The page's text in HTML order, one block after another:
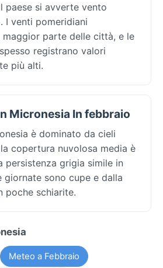
paese si avverte vento
I venti pomeridiani
maggior parte delle città, e le
registrano valori
più alti.
Micronesia In febbraio
è dominato da cieli
copertura nuvolosa media è
persistenza grigia simile in
giornate sono cupe e dalla
poche schiarite.
Meteo a Febbraio